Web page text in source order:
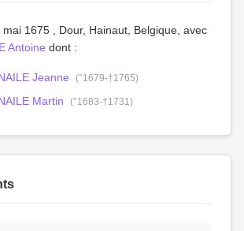
1675 , Dour, Hainaut, Belgique, avec
Antoine dont :
Jeanne (°1679-†1765)
Martin (°1683-†1731)